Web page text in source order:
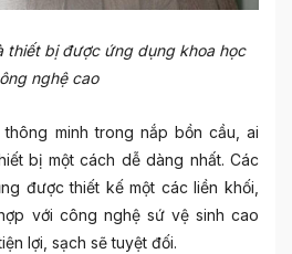
thiết bị được ứng dụng khoa học
nghệ cao
minh trong nắp bồn cầu, ai
bị một cách dễ dàng nhất. Các
được thiết kế một các liền khối,
với công nghệ sứ vệ sinh cao
lợi, sạch sẽ tuyệt đối.